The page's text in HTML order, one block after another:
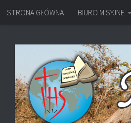
Przejdź do treści
STRONA GŁÓWNA BIURO MISYJNE